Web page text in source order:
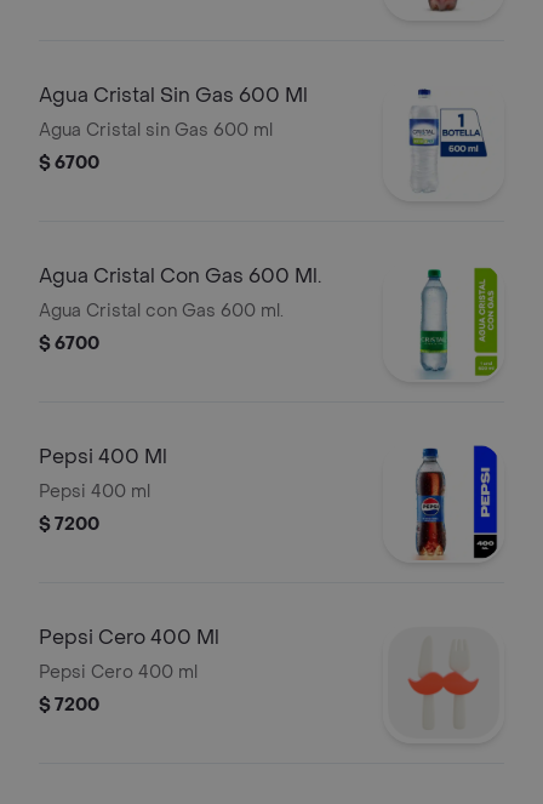
Agua Cristal Sin Gas 600 Ml
Agua Cristal sin Gas 600 ml
$ 6700
Agua Cristal Con Gas 600 Ml.
Agua Cristal con Gas 600 ml.
$ 6700
Pepsi 400 Ml
Pepsi 400 ml
$ 7200
Pepsi Cero 400 Ml
Pepsi Cero 400 ml
$ 7200